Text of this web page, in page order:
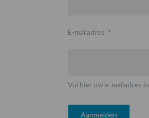
E-mailadres *
Vul hier uw e-mailadres in